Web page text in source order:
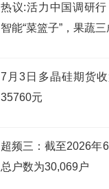
热议:活力中国调研
智能“菜篮子”，果蔬
7月3日多晶硅期货
35760元
超频三：截至2026年
总户数为30,069户